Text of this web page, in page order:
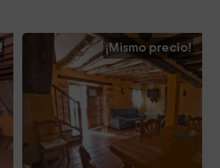
¡Mismo precio!